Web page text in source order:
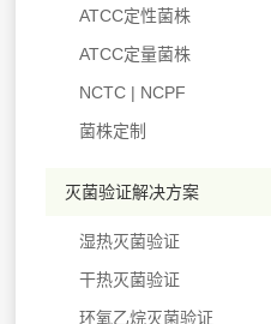
ATCC定性菌株
ATCC定量菌株
NCTC | NCPF
菌株定制
灭菌验证解决方案
湿热灭菌验证
干热灭菌验证
环氧乙烷灭菌验证